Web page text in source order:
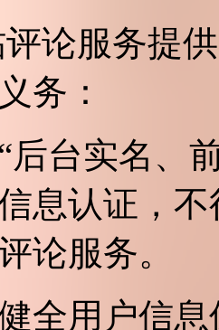
论服务提
务：
后台实名、
息认证，
论服务。
健全用户信